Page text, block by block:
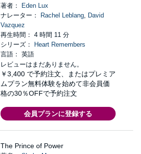
著者：
Eden Lux
ナレーター：
Rachel Leblang, David
Vazquez
再生時間： 4 時間 11 分
シリーズ：
Heart Remembers
言語： 英語
レビューはまだありません。
￥3,400 で予約注文、またはプレミア
ムプラン無料体験を始めて非会員価
格の30％OFFで予約注文
会員プランに登録する
The Prince of Power